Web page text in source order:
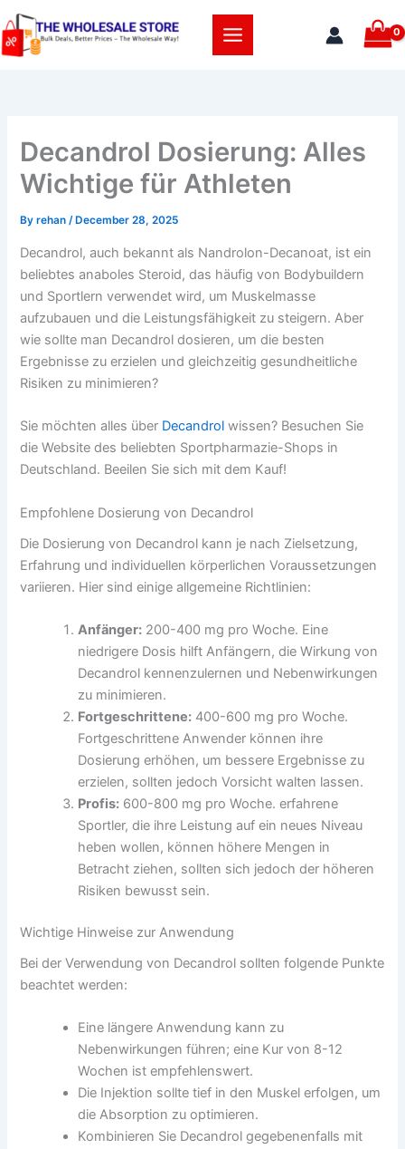
Skip
to
content
Decandrol Dosierung: Alles
Wichtige für Athleten
Byrehan/ December 28, 2025
Decandrol, auch bekannt als Nandrolon-Decanoat, ist ein
beliebtes anaboles Steroid, das häufig von Bodybuildern
und Sportlern verwendet wird, um Muskelmasse
aufzubauen und die Leistungsfähigkeit zu steigern. Aber
wie sollte man Decandrol dosieren, um die besten
Ergebnisse zu erzielen und gleichzeitig gesundheitliche
Risiken zu minimieren?
Sie möchten alles über Decandrol wissen? Besuchen Sie
die Website des beliebten Sportpharmazie-Shops in
Deutschland. Beeilen Sie sich mit dem Kauf!
Empfohlene Dosierung von Decandrol
Die Dosierung von Decandrol kann je nach Zielsetzung,
Erfahrung und individuellen körperlichen Voraussetzungen
variieren. Hier sind einige allgemeine Richtlinien:
Anfänger: 200-400 mg pro Woche. Eine
niedrigere Dosis hilft Anfängern, die Wirkung von
Decandrol kennenzulernen und Nebenwirkungen
zu minimieren.
Fortgeschrittene: 400-600 mg pro Woche.
Fortgeschrittene Anwender können ihre
Dosierung erhöhen, um bessere Ergebnisse zu
erzielen, sollten jedoch Vorsicht walten lassen.
Profis: 600-800 mg pro Woche. erfahrene
Sportler, die ihre Leistung auf ein neues Niveau
heben wollen, können höhere Mengen in
Betracht ziehen, sollten sich jedoch der höheren
Risiken bewusst sein.
Wichtige Hinweise zur Anwendung
Bei der Verwendung von Decandrol sollten folgende Punkte
beachtet werden:
Eine längere Anwendung kann zu
Nebenwirkungen führen; eine Kur von 8-12
Wochen ist empfehlenswert.
Die Injektion sollte tief in den Muskel erfolgen, um
die Absorption zu optimieren.
Kombinieren Sie Decandrol gegebenenfalls mit